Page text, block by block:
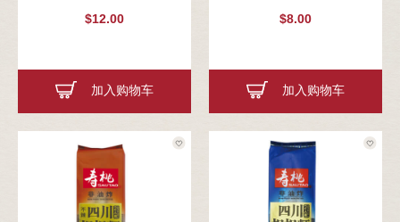
$12.00
加入购物车
$8.00
加入购物车